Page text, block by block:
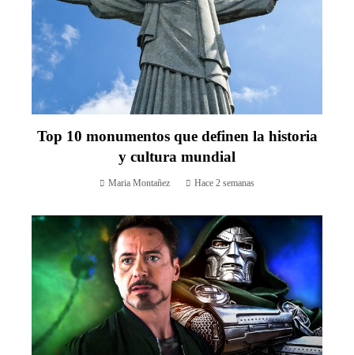
Top 10 monumentos que definen la historia
y cultura mundial
Maria Montañez Hace 2 semanas